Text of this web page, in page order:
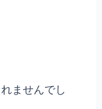
ませんでし